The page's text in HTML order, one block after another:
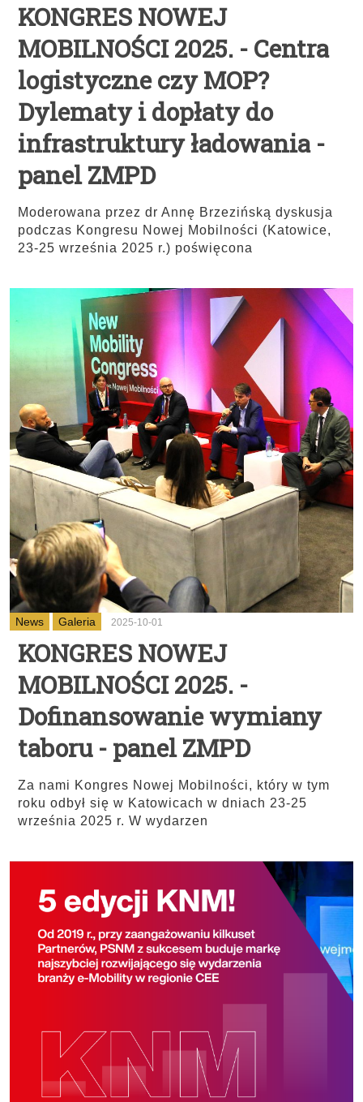
KONGRES NOWEJ
MOBILNOŚCI 2025. - Centra
logistyczne czy MOP?
Dylematy i dopłaty do
infrastruktury ładowania -
panel ZMPD
Moderowana przez dr Annę Brzezińską dyskusja
podczas Kongresu Nowej Mobilności (Katowice,
23-25 września 2025 r.) poświęcona
News Galeria 2025-10-01
KONGRES NOWEJ
MOBILNOŚCI 2025. -
Dofinansowanie wymiany
taboru - panel ZMPD
Za nami Kongres Nowej Mobilności, który w tym
roku odbył się w Katowicach w dniach 23-25
września 2025 r. W wydarzen